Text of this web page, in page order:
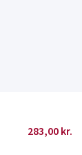
283,00 kr.